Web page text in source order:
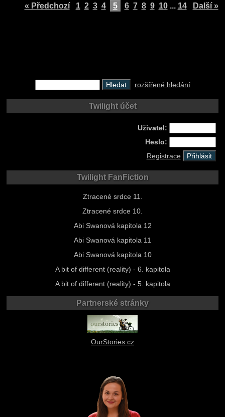
« Předchozí 1 2 3 4 5 6 7 8 9 10... 14 Další »
rozšířené hledání
Twilight účet
Uživatel:
Heslo:
Registrace
Twilight FanFiction
Ztracené srdce 11.
Ztracené srdce 10.
Abi Swanová kapitola 12
Abi Swanová kapitola 11
Abi Swanová kapitola 10
A bit of different (reality) - 6. kapitola
A bit of different (reality) - 5. kapitola
Partnerské stránky
OurStories.cz